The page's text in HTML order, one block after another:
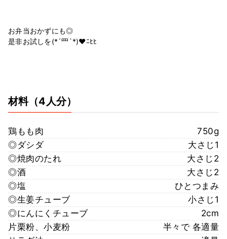
お弁当おかずにも◎⁡
是非お試しを︎(*´罒`*)♥ﾆﾋﾋ⁡
材料（4人分）
鶏もも肉
750g
◎ダシダ
大さじ1
◎焼肉のたれ
大さじ2
◎酒
大さじ2
◎塩
ひとつまみ
◎生姜チューブ
小さじ1
◎にんにくチューブ
2cm
片栗粉、小麦粉
半々で 各適量